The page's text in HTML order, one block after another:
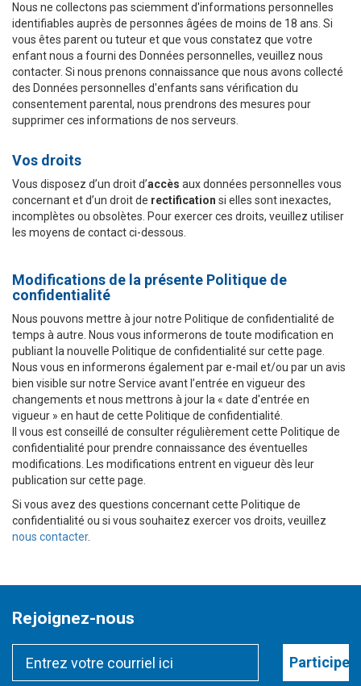
Nous ne collectons pas sciemment d'informations personnelles
identifiables auprès de personnes âgées de moins de 18 ans. Si
vous êtes parent ou tuteur et que vous constatez que votre
enfant nous a fourni des Données personnelles, veuillez nous
contacter. Si nous prenons connaissance que nous avons collecté
des Données personnelles d'enfants sans vérification du
consentement parental, nous prendrons des mesures pour
supprimer ces informations de nos serveurs.
Vos droits
Vous disposez d’un droit d’accès aux données personnelles vous
concernant et d’un droit de rectification si elles sont inexactes,
incomplètes ou obsolètes. Pour exercer ces droits, veuillez utiliser
les moyens de contact ci-dessous.
Modifications de la présente Politique de
confidentialité
Nous pouvons mettre à jour notre Politique de confidentialité de
temps à autre. Nous vous informerons de toute modification en
publiant la nouvelle Politique de confidentialité sur cette page.
Nous vous en informerons également par e-mail et/ou par un avis
bien visible sur notre Service avant l’entrée en vigueur des
changements et nous mettrons à jour la « date d'entrée en
vigueur » en haut de cette Politique de confidentialité.
Il vous est conseillé de consulter régulièrement cette Politique de
confidentialité pour prendre connaissance des éventuelles
modifications. Les modifications entrent en vigueur dès leur
publication sur cette page.
Si vous avez des questions concernant cette Politique de
confidentialité ou si vous souhaitez exercer vos droits, veuillez
nous contacter.
Rejoignez-nous
Participer